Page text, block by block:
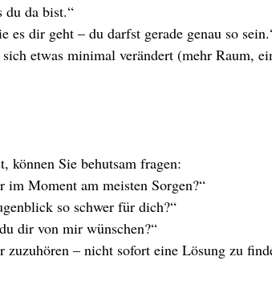
du da bist.“
es dir geht – du darfst gerade genau so
etwas minimal verändert (mehr Raum,
können Sie behutsam fragen:
im Moment am meisten Sorgen?“
so schwer für dich?“
dir von mir wünschen?“
zuzuhören – nicht sofort eine Lösung zu